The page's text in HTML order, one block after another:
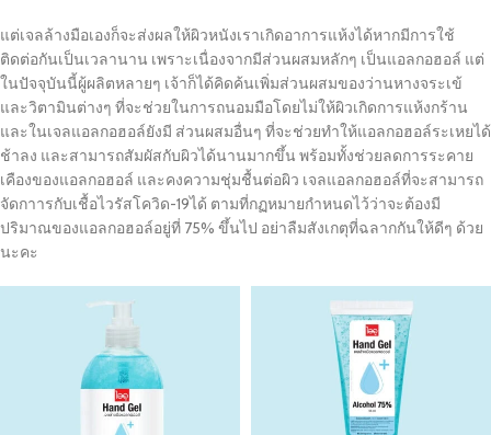
แต่เจลล้างมือเองก็จะส่งผลให้ผิวหนังเราเกิดอาการแห้งได้หากมีการใช้
ติดต่อกันเป็นเวลานาน เพราะเนื่องจากมีส่วนผสมหลักๆ เป็นแอลกอฮอล์ แต่
ในปัจจุบันนี้ผู้ผลิตหลายๆ เจ้าก็ได้คิดค้นเพิ่มส่วนผสมของว่านหางจระเข้
และวิตามินต่างๆ ที่จะช่วยในการถนอมมือโดยไม่ให้ผิวเกิดการแห้งกร้าน
และในเจลแอลกอฮอล์ยังมี ส่วนผสมอื่นๆ ที่จะช่วยทำให้แอลกอฮอล์ระเหยได้
ช้าลง และสามารถสัมผัสกับผิวได้นานมากขึ้น พร้อมทั้งช่วยลดการระคาย
เคืองของแอลกอฮอล์ และคงความชุ่มชื้นต่อผิว เจลแอลกอฮอล์ที่จะสามารถ
จัดกาารกับเชื้อไวรัสโควิด-19ได้ ตามที่กฏหมายกำหนดไว้ว่าจะต้องมี
ปริมาณของแอลกอฮอล์อยู่ที่ 75% ขึ้นไป อย่าลืมสังเกตุที่ฉลากกันให้ดีๆ ด้วย
นะคะ